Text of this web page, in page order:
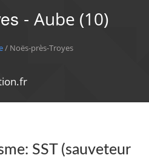
- Aube (10)
/ Noës-près-Troyes
SST (sauveteur